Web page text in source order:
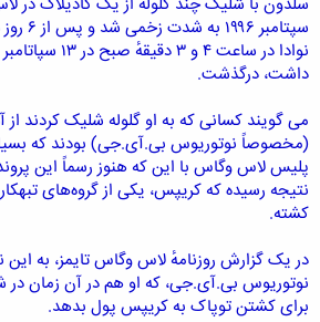
داشت، درگذشت.
می گویند کسانی که به او گلوله شلیک کردند
(مخصوصاً نوتوریوس بی.آی.جی) بودند که
پلیس لاس وگاس با این که هنوز رسماً این
نتیجه رسیده که کریپس، یکی از گروه‌های
کشته.
در یک گزارش روزنامهٔ لاس وگاس تایمز، به
نوتوریوس بی.آی.جی، که او هم در آن زمان در
برای کشتن توپاک به کریپس پول بدهد.